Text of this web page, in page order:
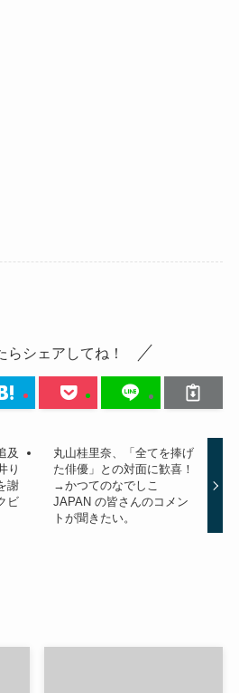
らシェアしてね！
及
り
謝
ビ
丸山桂里奈、「全てを捧げ
た俳優」との対面に歓喜！
→かつてのなでしこ
JAPAN の皆さんのコメン
トが聞きたい。